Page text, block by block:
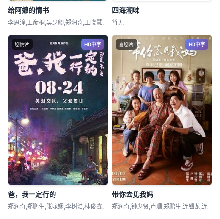
给阿嬷的情书
李思潼,王彦桐,吴少卿,郑润奇,王晓慧,
四海潮味
暂无
剧情片 HD中字
爸，我一定行的
郑润奇,郑鹏生,张咏娴,李树浩,林俊鑫,
喜剧片 HD中字
带你去见我妈
郑润奇,钟少贤,卢珊,郑鹏生,连锡龙,连